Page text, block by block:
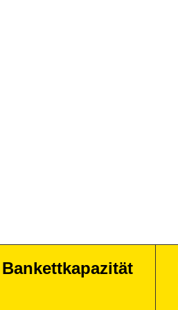
Bankettkapazität